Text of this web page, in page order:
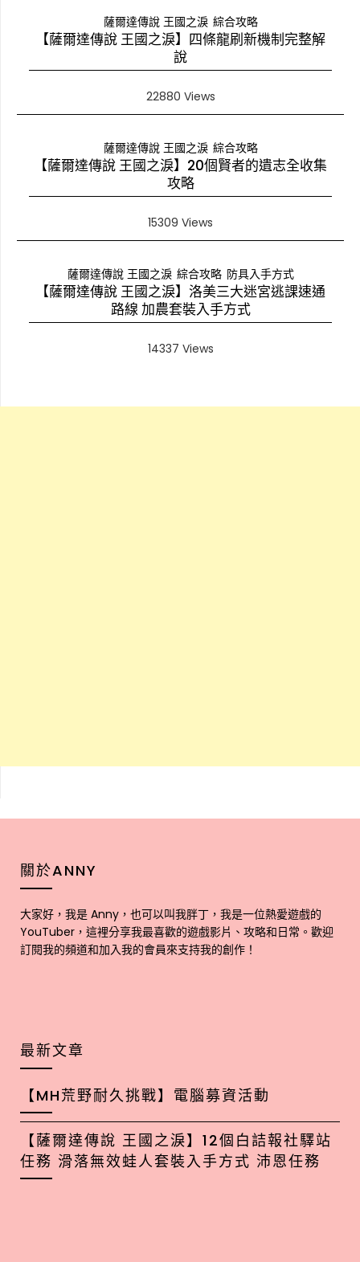
薩爾達傳說 王國之淚 綜合攻略
【薩爾達傳說 王國之淚】四條龍刷新機制完整解
說
22880 Views
薩爾達傳說 王國之淚 綜合攻略
【薩爾達傳說 王國之淚】20個賢者的遺志全收集
攻略
15309 Views
薩爾達傳說 王國之淚 綜合攻略 防具入手方式
【薩爾達傳說 王國之淚】洛美三大迷宮逃課速通
路線 加農套裝入手方式
14337 Views
關於ANNY
大家好，我是 Anny，也可以叫我胖丁，我是一位熱愛遊戲的
YouTuber，這裡分享我最喜歡的遊戲影片、攻略和日常。歡迎
訂閱我的頻道和加入我的會員來支持我的創作！
最新文章
【MH荒野耐久挑戰】電腦募資活動
【薩爾達傳說 王國之淚】12個白詰報社驛站
任務 滑落無效蛙人套裝入手方式 沛恩任務